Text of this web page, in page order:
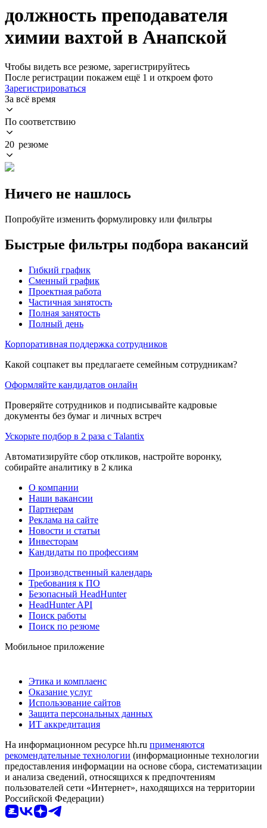
должность преподавателя
химии вахтой в Анапской
Чтобы видеть все резюме, зарегистрируйтесь
После регистрации покажем ещё 1 и откроем фото
Зарегистрироваться
За всё время
По соответствию
20 резюме
Ничего не нашлось
Попробуйте изменить формулировку или фильтры
Быстрые фильтры подбора вакансий
Гибкий график
Сменный график
Проектная работа
Частичная занятость
Полная занятость
Полный день
Корпоративная поддержка сотрудников
Какой соцпакет вы предлагаете семейным сотрудникам?
Оформляйте кандидатов онлайн
Проверяйте сотрудников и подписывайте кадровые
документы без бумаг и личных встреч
Ускорьте подбор в 2 раза с Talantix
Автоматизируйте сбор откликов, настройте воронку,
собирайте аналитику в 2 клика
О компании
Наши вакансии
Партнерам
Реклама на сайте
Новости и статьи
Инвесторам
Кандидаты по профессиям
Производственный календарь
Требования к ПО
Безопасный HeadHunter
HeadHunter API
Поиск работы
Поиск по резюме
Мобильное приложение
Этика и комплаенс
Оказание услуг
Использование сайтов
Защита персональных данных
ИТ аккредитация
На информационном ресурсе hh.ru применяются
рекомендательные технологии (информационные технологии
предоставления информации на основе сбора, систематизации
и анализа сведений, относящихся к предпочтениям
пользователей сети «Интернет», находящихся на территории
Российской Федерации)